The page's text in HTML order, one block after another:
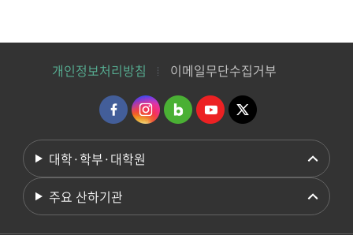
개인정보처리방침 이메일무단수집거부
대학·학부·대학원
주요 산하기관